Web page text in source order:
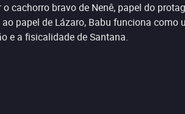
cachorro bravo de Nenê, papel do
papel de Lázaro, Babu funciona
e a fisicalidade de Santana.